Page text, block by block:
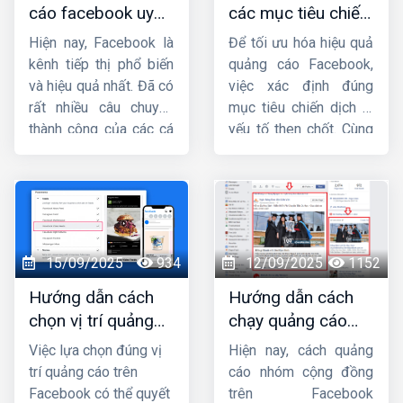
cáo facebook uy
tín, chuyên nghiệp,
hiệu quả ở đâu ?
Hiện nay, Facebook là
kênh tiếp thị phổ biến
và hiệu quả nhất. Đã có
rất nhiều câu chuyện
thành công của các cá
lợi hại này. Facebook
luôn mở ra những cơ
hội bất tận cho tất cả
mọi người biết nắm bắt
đúng thời điểm. Vậy tại
sao nên quảng cáo
Facebook, thuê chạy
quảng cáo facebook
uy tín, chuyên nghiệp,
hiệu quả ở đâu ? Hãy
các mục tiêu chiến
dịch quảng cáo
facebook
Để tối ưu hóa hiệu quả
quảng cáo Facebook,
việc xác định đúng
mục tiêu chiến dịch là
yếu tố then chốt. Cùng
tiêu chiến dịch quảng
cáo facebooktrong
bài viết này.
15/09/2025
934
Hướng dẫn cách
chọn vị trí quảng
cáo trên facebook
hiệu quả nhất
Việc lựa chọn đúng vị
trí quảng cáo trên
Facebook có thể quyết
12/09/2025 1152
Hướng dẫn cách
chạy quảng cáo
group facebook
chi tiết từ A đến Z
Hiện nay, cách quảng
cáo nhóm cộng đồng
trên Facebook